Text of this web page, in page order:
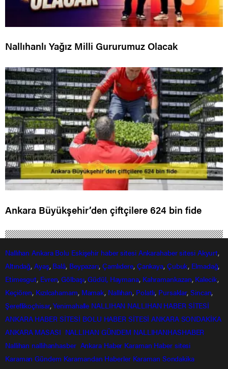
Nallıhanlı Yağız Milli Gururumuz Olacak
Ankara Büyükşehir’den çiftçilere 624 bin fide
Nallıhan Ankara Bolu Eskişehir haber sitesi Ankarahabersitesi Akyurt,
Altındağ,Ayaş, Balâ, Beypazarı, Çamlıdere, Çankaya, Çubuk, Elmadağ,
Etimesgut, Evren,Gölbaşı,Güdül, Haymana, Kahramankazan, Kalecik,
Keçiören, Kızılcahamam, Mamak, Nallıhan, Polatlı, Pursaklar,Sincan,
Şereflikoçhisar,Yenimahalle NALLIHAN NALLIHAN HABER SİTESİ
ANKARA HABER SİTESİ BOLU HABER SİTESİ ANKARA SONDAKİKA
ANKARA MASASI NALLIHAN GÜNDEM NALLIHANHASHABER
Nallihan nallihanhasber Ankara Haber Karaman Haber sitesi
Karaman Gündem Karamandan Haberler Karaman Sondakika